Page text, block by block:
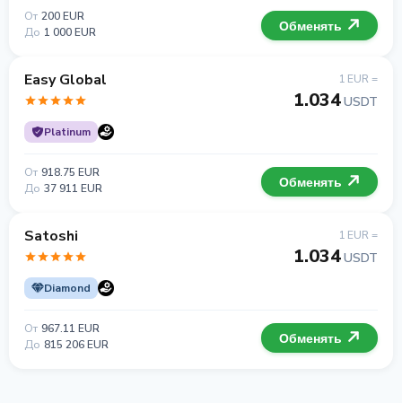
От 200 EUR
До 1 000 EUR Обменять
Easy Global
Platinum
1 EUR =
1.034USDT
От 918.75 EUR
До 37 911 EUR Обменять
Satoshi
Diamond
1 EUR =
1.034USDT
От 967.11 EUR
До 815 206 EUR Обменять